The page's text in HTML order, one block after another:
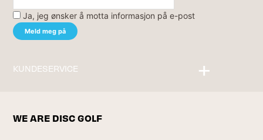
Ja, jeg ønsker å motta informasjon på e-post
KUNDESERVICE
WE ARE DISC GOLF